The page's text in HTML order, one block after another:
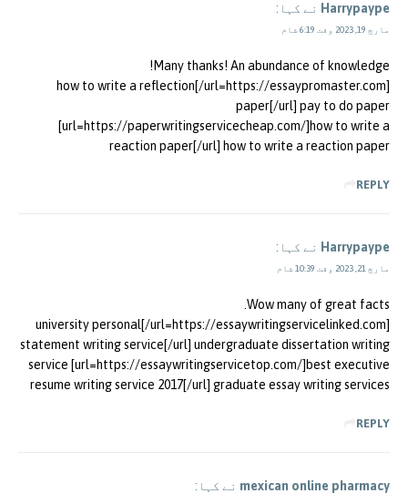
Harrypaype نے کہا:
مارچ 19, 2023 وقت 6:19 شام
Many thanks! An abundance of knowledge!
[url=https://essaypromaster.com/]how to write a reflection
paper[/url] pay to do paper
[url=https://paperwritingservicecheap.com/]how to write a
reaction paper[/url] how to write a reaction paper
REPLY
Harrypaype نے کہا:
مارچ 21, 2023 وقت 10:39 شام
Wow many of great facts.
[url=https://essaywritingservicelinked.com/]university personal
statement writing service[/url] undergraduate dissertation writing
service [url=https://essaywritingservicetop.com/]best executive
resume writing service 2017[/url] graduate essay writing services
REPLY
mexican online pharmacy نے کہا: